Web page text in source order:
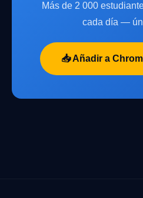
Más de 2 000
cada día —
📥 Añadir a